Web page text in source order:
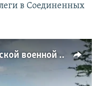
в Соединенных
Перевалочная база российской военной техники возле Джанкоя (видео)